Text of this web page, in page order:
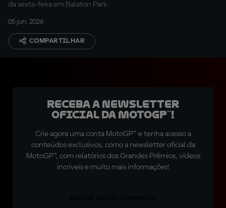
da sexta-feira em Balaton Park.
05 jun. 2026
COMPARTILHAR
Receba a newsletter
oficial da MotoGP™!
Crie agora uma conta MotoGP™ e tenha acesso a
conteúdos exclusivos, como a newsletter oficial da
MotoGP™, com relatórios dos Grandes Prêmios, vídeos
incríveis e muito mais informações!